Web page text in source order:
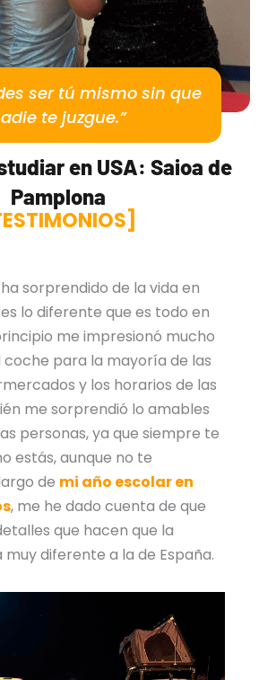
ser tú mismo sin que
te juzgue.”
en USA: Saioa de
Pamplona
sorprendido de la vida en
lo diferente que es todo en
me impresionó mucho
coche para la mayoría de las
y los horarios de las
me sorprendió lo amables
personas, ya que siempre te
estás, aunque no te
de mi año escolar en
, me he dado cuenta de que
que hacen que la
diferente a la de España.